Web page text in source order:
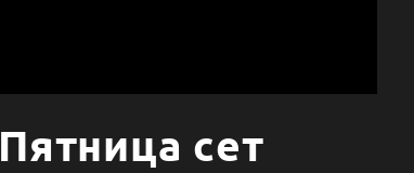
Пятница сет